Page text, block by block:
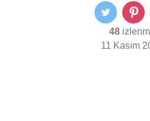
48
11 Kasım